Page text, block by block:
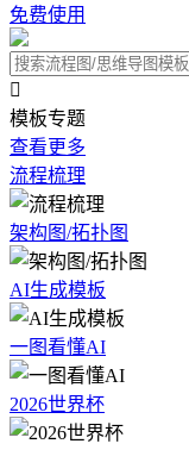
免费使用

模板专题
查看更多
流程梳理
架构图/拓扑图
AI生成模板
一图看懂AI
2026世界杯